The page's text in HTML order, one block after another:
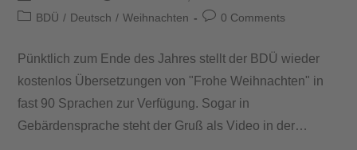
BDÜ / Deutsch / Weihnachten 0 Comments
Pünktlich zum Ende des Jahres stellt der BDÜ wieder
kostenlos Übersetzungen von "Frohe Weihnachten" in
fast 90 Sprachen zur Verfügung. Sogar in
Gebärdensprache steht der Gruß als Video in der…